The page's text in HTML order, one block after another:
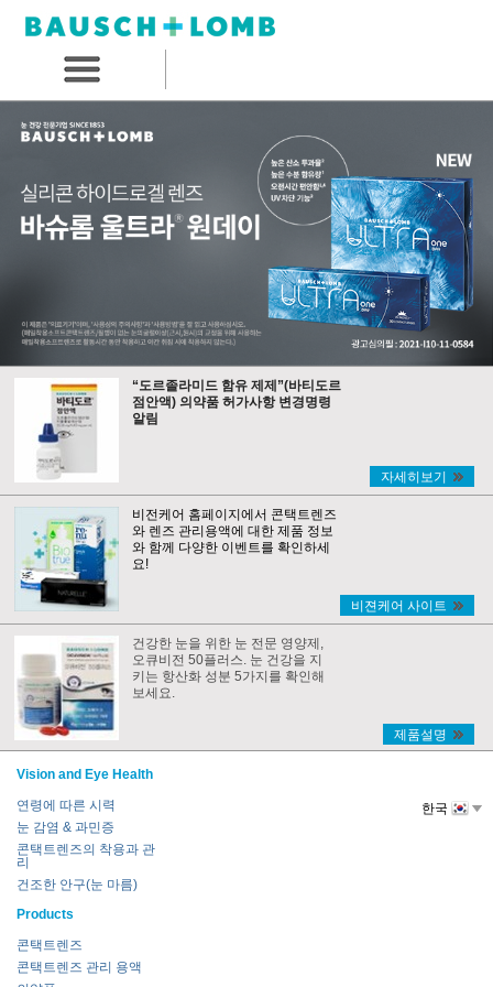
“도르졸라미드 함유 제제”(바티도르
점안액) 의약품 허가사항 변경명령
알림
자세히보기
비전케어 홈페이지에서 콘택트렌즈
와 렌즈 관리용액에 대한 제품 정보
와 함께 다양한 이벤트를 확인하세
요!
비젼케어 사이트
건강한 눈을 위한 눈 전문 영양제,
오큐비전 50플러스. 눈 건강을 지
키는 항산화 성분 5가지를 확인해
보세요.
제품설명
Vision and Eye Health
연령에 따른 시력
눈 감염 & 과민증
콘택트렌즈의 착용과 관
리
건조한 안구(눈 마름)
Products
콘택트렌즈
콘택트렌즈 관리 용액
한국